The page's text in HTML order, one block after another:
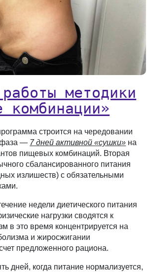
методики
комбинации»
строится на чередовании
фаза — 7 дней активной «сушки» на
пищевых комбинаций. Вторая
сбалансированного питания
излишеств) с обязательными
недели диетического питания
нагрузки сводятся к
в это время концентрируется на
и жиросжигании
предложенного рациона.
дней, когда питание нормализуется,